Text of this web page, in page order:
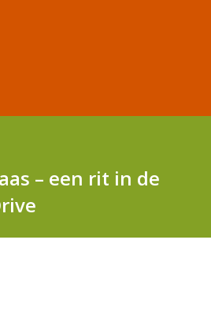
– een rit in de